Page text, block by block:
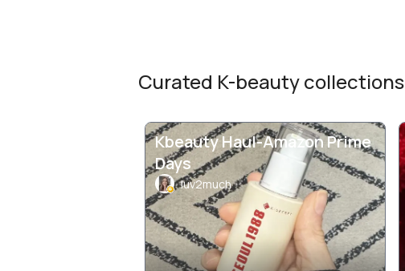
Curated K-beauty collections
Kbeauty Haul-Amazon Prime
Days
luv2much